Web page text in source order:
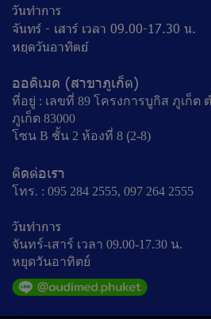
วันทำการ
จันทร์ - เสาร์ เวลา 09.00-17.30 น.
หยุดวันอาทิตย์
ออดิเมด (สาขาภูเก็ต)
ที่อยู่ : เลขที่ 89 โครงการบูกิส ภูเก็ต
ภูเก็ต 83000
โซน B ชั้น 2 ห้องที่ 8 (ฺ2-8)
ติดต่อเรา
โทร. : 095 284 2555, 097 264 2555
วันทำการ
จันทร์-เสาร์ เวลา 09.00-17.30 น.
หยุดวันอาทิตย์